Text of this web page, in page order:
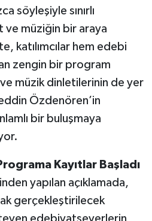
söyleşiyle sınırlı
ve müziğin bir araya
katılımcılar hem edebi
zengin bir program
müzik dinletilerinin de yer
Özdenören’in
bir buluşmaya
Kayıtlar Başladı
yapılan açıklamada,
gerçekleştirilecek